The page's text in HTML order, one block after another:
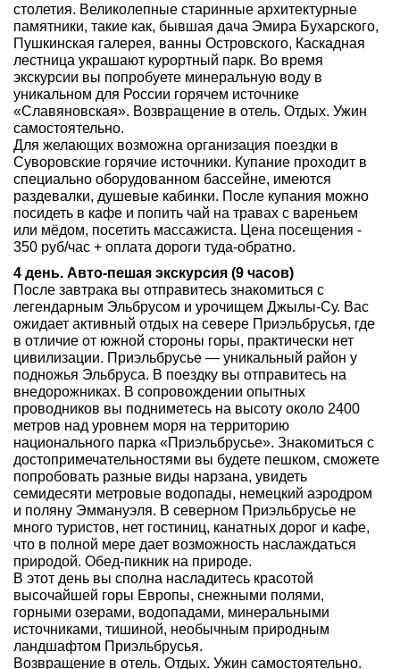
столетия. Великолепные старинные архитектурные
памятники, такие как, бывшая дача Эмира Бухарского,
Пушкинская галерея, ванны Островского, Каскадная
лестница украшают курортный парк. Во время
экскурсии вы попробуете минеральную воду в
уникальном для России горячем источнике
«Славяновская». Возвращение в отель. Отдых. Ужин
самостоятельно.
Для желающих возможна организация поездки в
Суворовские горячие источники. Купание проходит в
специально оборудованном бассейне, имеются
раздевалки, душевые кабинки. После купания можно
посидеть в кафе и попить чай на травах с вареньем
или мёдом, посетить массажиста. Цена посещения -
350 руб/час + оплата дороги туда-обратно.
4 день. Авто-пешая экскурсия (9 часов)
После завтрака вы отправитесь знакомиться с
легендарным Эльбрусом и урочищем Джылы-Су. Вас
ожидает активный отдых на севере Приэльбрусья, где
в отличие от южной стороны горы, практически нет
цивилизации. Приэльбрусье — уникальный район у
подножья Эльбруса. В поездку вы отправитесь на
внедорожниках. В сопровождении опытных
проводников вы подниметесь на высоту около 2400
метров над уровнем моря на территорию
национального парка «Приэльбрусье». Знакомиться с
достопримечательностями вы будете пешком, сможете
попробовать разные виды нарзана, увидеть
семидесяти метровые водопады, немецкий аэродром
и поляну Эммануэля. В северном Приэльбрусье не
много туристов, нет гостиниц, канатных дорог и кафе,
что в полной мере дает возможность наслаждаться
природой. Обед-пикник на природе.
В этот день вы сполна насладитесь красотой
высочайшей горы Европы, снежными полями,
горными озерами, водопадами, минеральными
источниками, тишиной, необычным природным
ландшафтом Приэльбрусья.
Возвращение в отель. Отдых. Ужин самостоятельно.